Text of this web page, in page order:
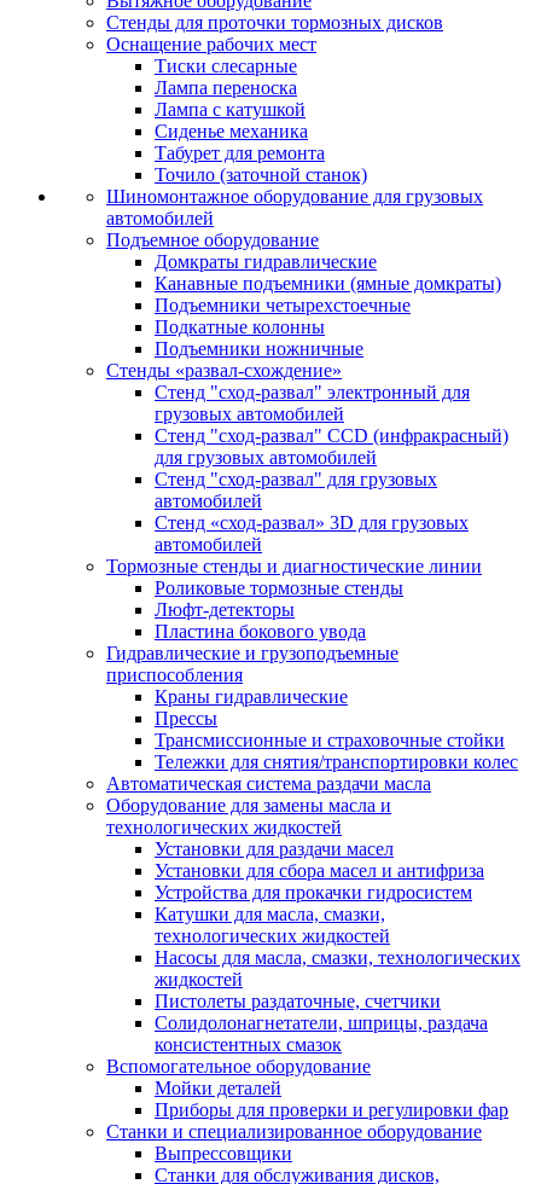
Стенды для проточки тормозных дисков
Оснащение рабочих мест
Тиски слесарные
Лампа переноска
Лампа с катушкой
Сиденье механика
Табурет для ремонта
Точило (заточной станок)
Шиномонтажное оборудование для грузовых
автомобилей
Подъемное оборудование
Домкраты гидравлические
Канавные подъемники (ямные домкраты)
Подъемники четырехстоечные
Подкатные колонны
Подъемники ножничные
Стенды «развал-схождение»
Стенд "сход-развал" электронный для
грузовых автомобилей
Стенд "сход-развал" CCD (инфракрасный)
для грузовых автомобилей
Стенд "сход-развал" для грузовых
автомобилей
Стенд «сход-развал» 3D для грузовых
автомобилей
Тормозные стенды и диагностические линии
Роликовые тормозные стенды
Люфт-детекторы
Пластина бокового увода
Гидравлические и грузоподъемные
приспособления
Краны гидравлические
Прессы
Трансмиссионные и страховочные стойки
Тележки для снятия/транспортировки колес
Автоматическая система раздачи масла
Оборудование для замены масла и
технологических жидкостей
Установки для раздачи масел
Установки для сбора масел и антифриза
Устройства для прокачки гидросистем
Катушки для масла, смазки,
технологических жидкостей
Насосы для масла, смазки, технологических
жидкостей
Пистолеты раздаточные, счетчики
Солидолонагнетатели, шприцы, раздача
консистентных смазок
Вспомогательное оборудование
Мойки деталей
Приборы для проверки и регулировки фар
Станки и специализированное оборудование
Выпрессовщики
Станки для обслуживания дисков,